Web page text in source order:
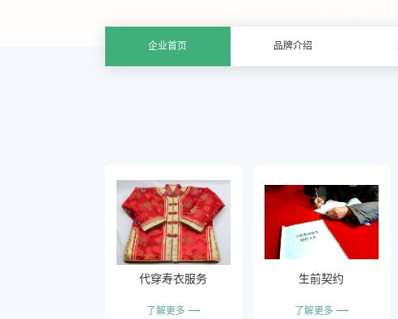
企业首页 品牌介绍
代穿寿衣服务
了解更多
生前契约
了解更多